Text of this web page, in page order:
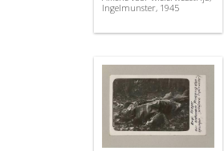
Ingelmunster, 1945